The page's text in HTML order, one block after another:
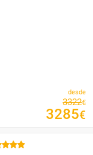
desde
3322€
3285€